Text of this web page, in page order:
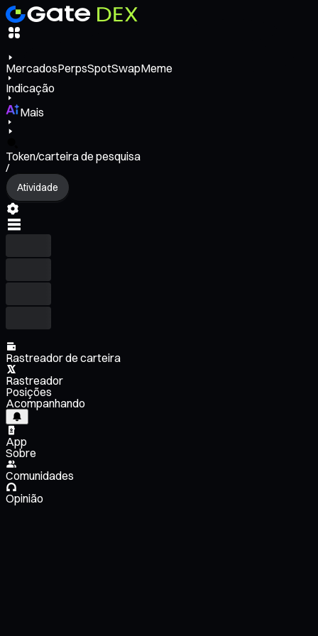
MercadosPerpsSpotSwapMeme
Indicação
Mais
Token/carteira de pesquisa
/
Atividade
Rastreador de carteira
Rastreador
Posições
Acompanhando
App
Sobre
Comunidades
Opinião